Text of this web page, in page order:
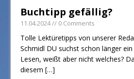
Buchtipp gefällig?
11.04.2024// 0 Comments
Tolle Lektüretipps von unserer
Schmidl DU suchst schon länger
Lesen, weißt aber nicht welches?
diesem[…]